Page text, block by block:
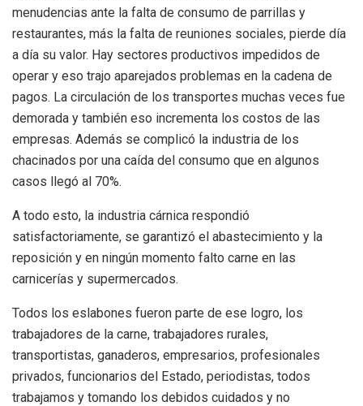
menudencias ante la falta de consumo de parrillas y
restaurantes, más la falta de reuniones sociales, pierde día
a día su valor. Hay sectores productivos impedidos de
operar y eso trajo aparejados problemas en la cadena de
pagos. La circulación de los transportes muchas veces fue
demorada y también eso incrementa los costos de las
empresas. Además se complicó la industria de los
chacinados por una caída del consumo que en algunos
casos llegó al 70%.
A todo esto, la industria cárnica respondió
satisfactoriamente, se garantizó el abastecimiento y la
reposición y en ningún momento falto carne en las
carnicerías y supermercados.
Todos los eslabones fueron parte de ese logro, los
trabajadores de la carne, trabajadores rurales,
transportistas, ganaderos, empresarios, profesionales
privados, funcionarios del Estado, periodistas, todos
trabajamos y tomando los debidos cuidados y no